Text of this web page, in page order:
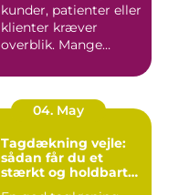
kunder, patienter eller
klienter kræver
overblik. Mange
klinikk...
04. May
Tagdækning vejle:
sådan får du et
stærkt og holdbart